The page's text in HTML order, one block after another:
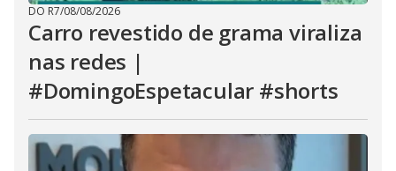
DO R7/08/08/2026
Carro revestido de grama viraliza
nas redes |
#DomingoEspetacular #shorts